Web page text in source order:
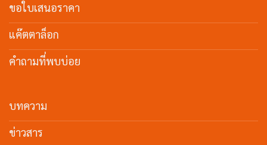
ขอใบเสนอราคา
แค๊ตตาล็อก
คำถามที่พบบ่อย
บทความ
ข่าวสาร